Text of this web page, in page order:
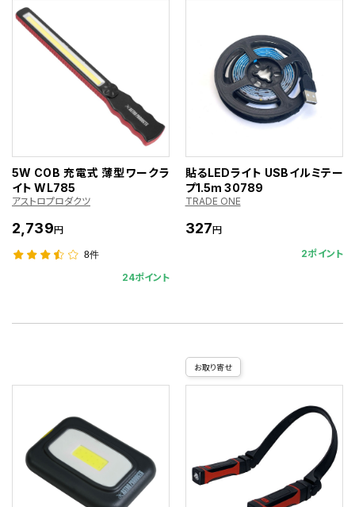
5W COB 充電式 薄型ワークラ
イト WL785
アストロプロダクツ
2,739円
8件
24ポイント
貼るLEDライト USBイルミテー
プ1.5m 30789
TRADE ONE
327円
2ポイント
お取り寄せ